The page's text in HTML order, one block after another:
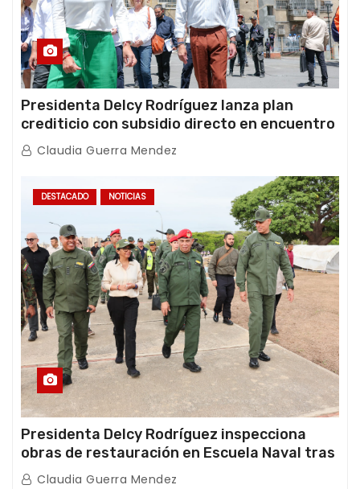
Presidenta Delcy Rodríguez lanza plan
crediticio con subsidio directo en encuentro
con Juntas de Condominio
Claudia Guerra Mendez
DESTACADO NOTICIAS
Presidenta Delcy Rodríguez inspecciona
obras de restauración en Escuela Naval tras
afectaciones sísmicas en La Guaira
Claudia Guerra Mendez